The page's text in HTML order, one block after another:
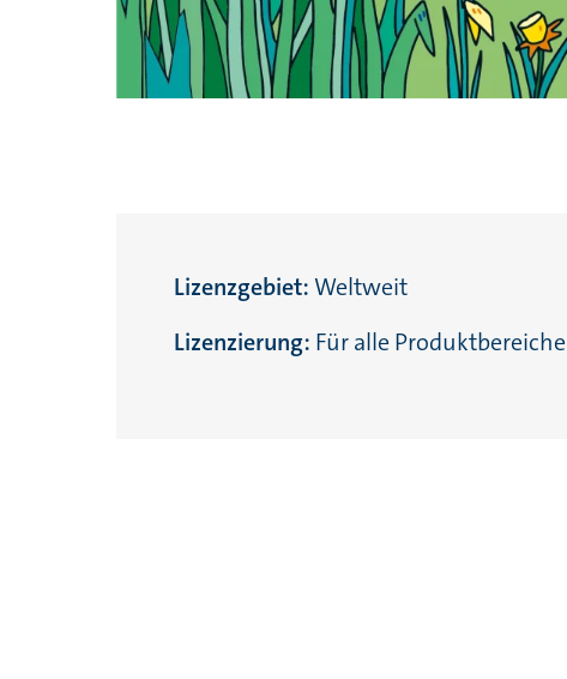
Lizenzgebiet: Weltweit
Lizenzierung: Für alle Produktbereiche